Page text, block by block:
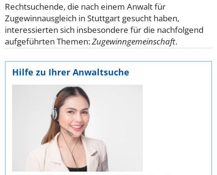
Rechtsuchende, die nach einem Anwalt für
Zugewinnausgleich in Stuttgart gesucht haben,
interessierten sich insbesondere für die nachfolgend
aufgeführten Themen:Zugewinngemeinschaft.
Hilfe zu Ihrer Anwaltsuche